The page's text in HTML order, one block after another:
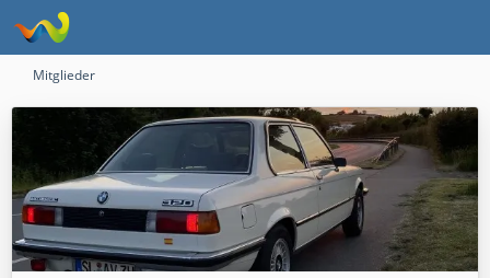
Mitglieder